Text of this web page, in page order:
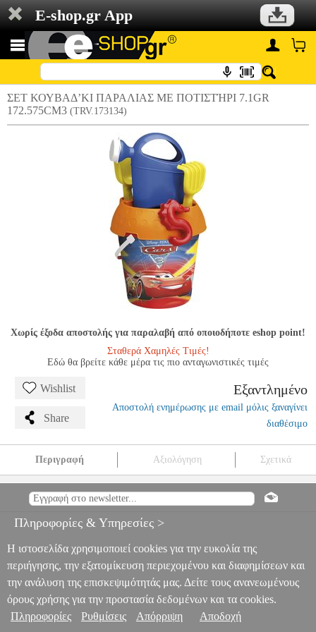
E-shop.gr App
ΣΕΤ ΚΟΥΒΑΔ’ΚΙ ΠΑΡΑΛΙΑΣ ΜΕ ΠΟΤΙΣΤΉΡΙ 7.1GR
172.575CM3 (TRV.173134)
Χωρίς έξοδα αποστολής για παραλαβή από οποιοδήποτε eshop point!
Σταθερά Χαμηλές Τιμές!
Εδώ θα βρείτε κάθε μέρα τις πιο ανταγωνιστικές τιμές
Wishlist
Share
Εξαντλημένο
Αποστολή ενημέρωσης με email μόλις ξαναγίνει
διαθέσιμο
Περιγραφή Αξιολόγηση Σχετικά
172.575CM3 TRV.173134
OEM
ΠΟΤΙΣΤΉΡΙ 7.1GR 172.575CM3
Πληροφορίες & Υπηρεσίες >
Η ιστοσελίδα χρησιμοποιεί cookies για την ευκολία της
περιήγησης, την εξατομίκευση περιεχομένου και διαφημίσεων και
την ανάλυση της επισκεψιμότητάς μας. Δείτε τους ανανεωμένους
όρους χρήσης για την προστασία δεδομένων και τα cookies.
Πληροφορίες
Ρυθμίσεις Απόρριψη Αποδοχή